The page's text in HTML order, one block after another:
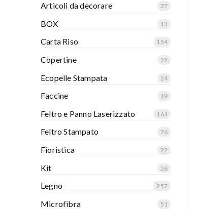
Articoli da decorare 37
BOX 13
Carta Riso 154
Copertine 22
Ecopelle Stampata 24
Faccine 19
Feltro e Panno Laserizzato 164
Feltro Stampato 76
Fioristica 22
Kit 26
Legno 257
Microfibra 51